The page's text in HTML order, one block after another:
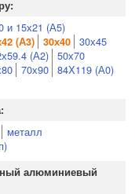
и 15х21 (А5)
(А3) 30х40
30х45
(А2) 50х70
70х90 84Х119 (А0)
металл
алюминиевый